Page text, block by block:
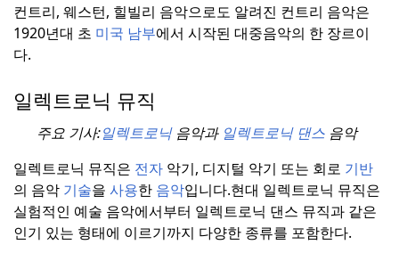
컨트리, 웨스턴, 힐빌리 음악으로도 알려진 컨트리 음악은
1920년대 초 미국 남부에서 시작된 대중음악의 한 장르이
다.
일렉트로닉 뮤직
주요 기사:일렉트로닉음악과 일렉트로닉 댄스음악
일렉트로닉 뮤직은 전자 악기, 디지털 악기 또는 회로 기반
의 음악 기술을 사용한 음악입니다.현대 일렉트로닉 뮤직은
실험적인 예술 음악에서부터 일렉트로닉 댄스 뮤직과 같은
인기 있는 형태에 이르기까지 다양한 종류를 포함한다.